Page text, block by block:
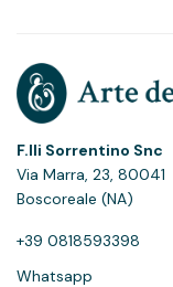
F.lli Sorrentino Snc
Via Marra, 23, 80041
Boscoreale (NA)
+39 0818593398
Whatsapp